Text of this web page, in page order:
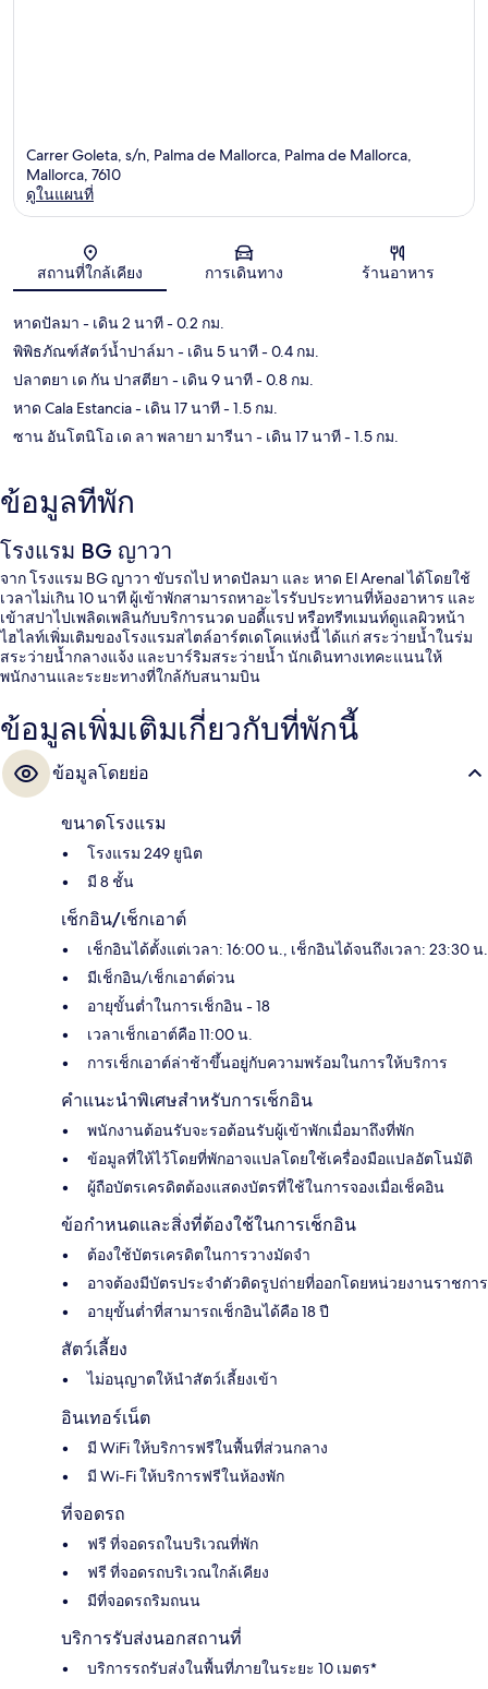
แผนที่
Carrer Goleta, s/n, Palma de Mallorca, Palma de Mallorca,
Mallorca, 7610
ดูในแผนที่
สถานที่ใกล้เคียง การเดินทาง ร้านอาหาร
หาดปัลมา - เดิน 2 นาที- 0.2 กม.
พิพิธภัณฑ์สัตว์น้ำปาล์มา - เดิน 5 นาที- 0.4 กม.
ปลาตยา เด กัน ปาสตียา - เดิน 9 นาที- 0.8 กม.
หาด Cala Estancia- เดิน 17 นาที- 1.5 กม.
ซาน อันโตนิโอ เด ลา พลายา มารีนา - เดิน 17 นาที- 1.5 กม.
ข้อมูลที่พัก
โรงแรม BG ญาวา
จาก โรงแรม BG ญาวา ขับรถไป หาดปัลมา และ หาด El Arenal ได้โดยใช้
เวลาไม่เกิน 10 นาที ผู้เข้าพักสามารถหาอะไรรับประทานที่ห้องอาหาร และ
เข้าสปาไปเพลิดเพลินกับบริการนวด บอดี้แรป หรือทรีทเมนท์ดูแลผิวหน้า
ไฮไลท์เพิ่มเติมของโรงแรมสไตล์อาร์ตเดโคแห่งนี้ ได้แก่ สระว่ายน้ำในร่ม
สระว่ายน้ำกลางแจ้ง และบาร์ริมสระว่ายน้ำ นักเดินทางเทคะแนนให้
พนักงานและระยะทางที่ใกล้กับสนามบิน
ข้อมูลเพิ่มเติมเกี่ยวกับที่พักนี้
ข้อมูลโดยย่อ
ขนาดโรงแรม
โรงแรม 249 ยูนิต
มี 8 ชั้น
เช็กอิน/เช็กเอาต์
เช็กอินได้ตั้งแต่เวลา: 16:00 น., เช็กอินได้จนถึงเวลา: 23:30 น.
มีเช็กอิน/เช็กเอาต์ด่วน
อายุขั้นต่ำในการเช็กอิน - 18
เวลาเช็กเอาต์คือ 11:00 น.
การเช็กเอาต์ล่าช้าขึ้นอยู่กับความพร้อมในการให้บริการ
คำแนะนำพิเศษสำหรับการเช็กอิน
พนักงานต้อนรับจะรอต้อนรับผู้เข้าพักเมื่อมาถึงที่พัก
ข้อมูลที่ให้ไว้โดยที่พักอาจแปลโดยใช้เครื่องมือแปลอัตโนมัติ
ผู้ถือบัตรเครดิตต้องแสดงบัตรที่ใช้ในการจองเมื่อเช็คอิน
ข้อกำหนดและสิ่งที่ต้องใช้ในการเช็กอิน
ต้องใช้บัตรเครดิตในการวางมัดจำ
อาจต้องมีบัตรประจำตัวติดรูปถ่ายที่ออกโดยหน่วยงานราชการ
อายุขั้นต่ำที่สามารถเช็กอินได้คือ 18 ปี
สัตว์เลี้ยง
ไม่อนุญาตให้นำสัตว์เลี้ยงเข้า
อินเทอร์เน็ต
มี WiFi ให้บริการฟรีในพื้นที่ส่วนกลาง
มี Wi-Fi ให้บริการฟรีในห้องพัก
ที่จอดรถ
ฟรี ที่จอดรถในบริเวณที่พัก
ฟรี ที่จอดรถบริเวณใกล้เคียง
มีที่จอดรถริมถนน
บริการรับส่งนอกสถานที่
บริการรถรับส่งในพื้นที่ภายในระยะ 10 เมตร*